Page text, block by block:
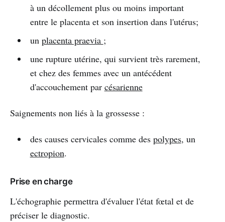
à un décollement plus ou moins important
entre le placenta et son insertion dans l'utérus;
un placenta praevia ;
une rupture utérine, qui survient très rarement,
et chez des femmes avec un antécédent
d'accouchement par césarienne
Saignements non liés à la grossesse :
des causes cervicales comme des polypes, un
ectropion.
Prise en charge
L'échographie permettra d'évaluer l'état fœtal et de
préciser le diagnostic.